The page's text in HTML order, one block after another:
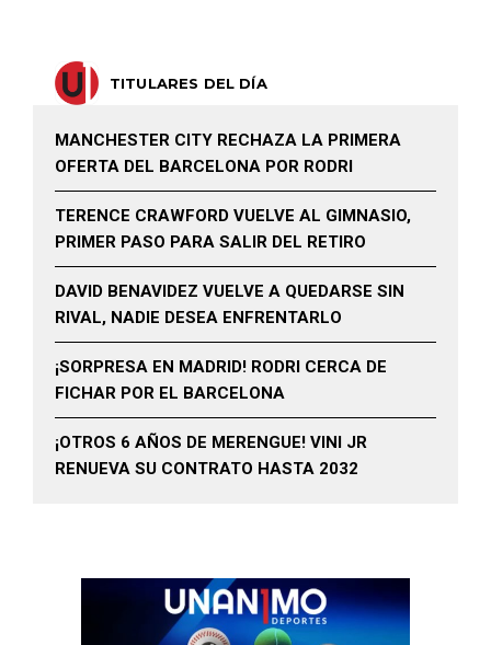
TITULARES DEL DÍA
MANCHESTER CITY RECHAZA LA PRIMERA
OFERTA DEL BARCELONA POR RODRI
TERENCE CRAWFORD VUELVE AL GIMNASIO,
PRIMER PASO PARA SALIR DEL RETIRO
DAVID BENAVIDEZ VUELVE A QUEDARSE SIN
RIVAL, NADIE DESEA ENFRENTARLO
¡SORPRESA EN MADRID! RODRI CERCA DE
FICHAR POR EL BARCELONA
¡OTROS 6 AÑOS DE MERENGUE! VINI JR
RENUEVA SU CONTRATO HASTA 2032